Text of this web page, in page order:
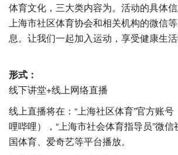
体育文化，三大类内容为。活动的具体
上海市社区体育协会和相关机构的微信
息。让我们一起加入运动，享受健康生活
形式：
线下讲堂+线上网络直播
线上直播将在：“上海社区体育”官方账
哩哔哩），“上海市社会体育指导员”微
国体育、爱奇艺等平台播放。